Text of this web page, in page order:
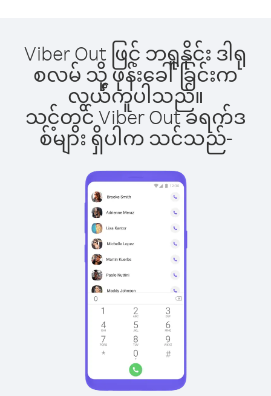
Viber Out ဖြင့် ဘရူနိုင်း ဒါရု
စလမ် သို့ ဖုန်းခေါ်ခြင်းက
လွယ်ကူပါသည်။
သင့်တွင် Viber Out ခရက်ဒ
စ်များ ရှိပါက သင်သည်-